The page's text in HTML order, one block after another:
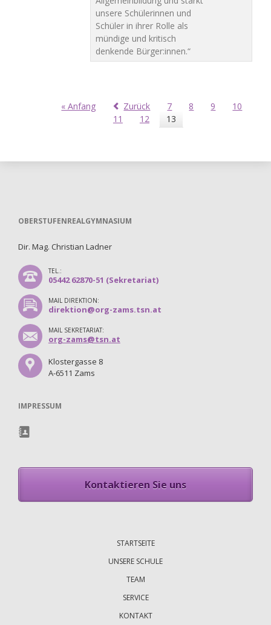
unsere Schülerinnen und
Schüler in ihrer Rolle als
mündige und kritisch
denkende Bürger:innen.“
« Anfang Zurück 7 8 9
10
11
12 13
OBERSTUFENREALGYMNASIUM
Dir. Mag. Christian Ladner
TEL.:
05442 62870-51 (Sekretariat)
MAIL DIREKTION:
direktion@org-zams.tsn.at
MAIL SEKRETARIAT:
org-zams@tsn.at
Klostergasse 8
A-6511 Zams
IMPRESSUM
Kontaktieren Sie uns
STARTSEITE
UNSERE SCHULE
TEAM
SERVICE
KONTAKT